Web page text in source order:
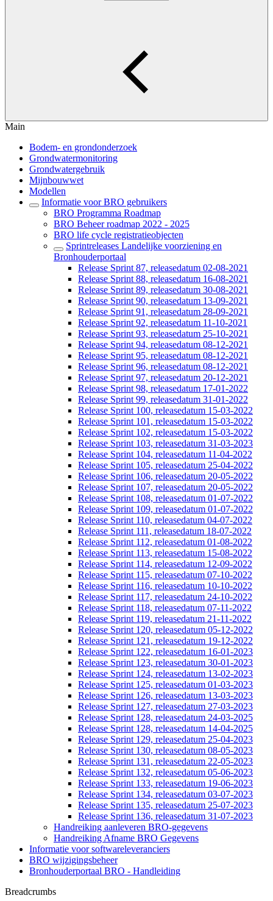
Main
Bodem- en grondonderzoek
Grondwatermonitoring
Grondwatergebruik
Mijnbouwwet
Modellen
Informatie voor BRO gebruikers
BRO Programma Roadmap
BRO Beheer roadmap 2022 - 2025
BRO life cycle registratieobjecten
Sprintreleases Landelijke voorziening en
Bronhouderportaal
Release Sprint 87, releasedatum 02-08-2021
Release Sprint 88, releasedatum 16-08-2021
Release Sprint 89, releasedatum 30-08-2021
Release Sprint 90, releasedatum 13-09-2021
Release Sprint 91, releasedatum 28-09-2021
Release Sprint 92, releasedatum 11-10-2021
Release Sprint 93, releasedatum 25-10-2021
Release Sprint 94, releasedatum 08-12-2021
Release Sprint 95, releasedatum 08-12-2021
Release Sprint 96, releasedatum 08-12-2021
Release Sprint 97, releasedatum 20-12-2021
Release Sprint 98, releasedatum 17-01-2022
Release Sprint 99, releasedatum 31-01-2022
Release Sprint 100, releasedatum 15-03-2022
Release Sprint 101, releasedatum 15-03-2022
Release Sprint 102, releasedatum 15-03-2022
Release Sprint 103, releasedatum 31-03-2023
Release Sprint 104, releasedatum 11-04-2022
Release Sprint 105, releasedatum 25-04-2022
Release Sprint 106, releasedatum 20-05-2022
Release Sprint 107, releasedatum 20-05-2022
Release Sprint 108, releasedatum 01-07-2022
Release Sprint 109, releasedatum 01-07-2022
Release Sprint 110, releasedatum 04-07-2022
Release Sprint 111, releasedatum 18-07-2022
Release Sprint 112, releasedatum 01-08-2022
Release Sprint 113, releasedatum 15-08-2022
Release Sprint 114, releasedatum 12-09-2022
Release Sprint 115, releasedatum 07-10-2022
Release Sprint 116, releasedatum 10-10-2022
Release Sprint 117, releasedatum 24-10-2022
Release Sprint 118, releasedatum 07-11-2022
Release Sprint 119, releasedatum 21-11-2022
Release Sprint 120, releasedatum 05-12-2022
Release Sprint 121, releasedatum 19-12-2022
Release Sprint 122, releasedatum 16-01-2023
Release Sprint 123, releasedatum 30-01-2023
Release Sprint 124, releasedatum 13-02-2023
Release Sprint 125, releasedatum 01-03-2023
Release Sprint 126, releasedatum 13-03-2023
Release Sprint 127, releasedatum 27-03-2023
Release Sprint 128, releasedatum 24-03-2025
Release Sprint 128, releasedatum 14-04-2025
Release Sprint 129, releasedatum 25-04-2023
Release Sprint 130, releasedatum 08-05-2023
Release Sprint 131, releasedatum 22-05-2023
Release Sprint 132, releasedatum 05-06-2023
Release Sprint 133, releasedatum 19-06-2023
Release Sprint 134, releasedatum 03-07-2023
Release Sprint 135, releasedatum 25-07-2023
Release Sprint 136, releasedatum 31-07-2023
Handreiking aanleveren BRO-gegevens
Handreiking Afname BRO Gegevens
Informatie voor softwareleveranciers
BRO wijzigingsbeheer
Bronhouderportaal BRO - Handleiding
Breadcrumbs